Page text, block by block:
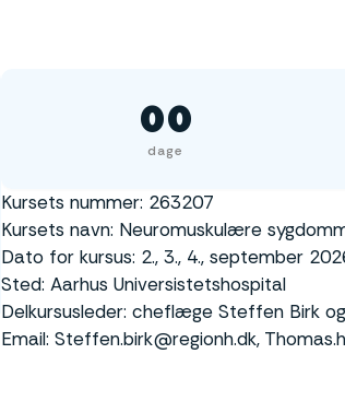
00
dage
Kursets nummer: 263207
Kursets navn: Neuromuskulære
Dato for kursus: 2., 3., 4., september
Sted: Aarhus Universistetshospital
Delkursusleder: cheflæge Steffen Birk
Email: Steffen.birk@regionh.dk,